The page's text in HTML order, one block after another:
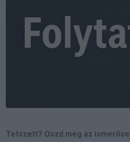
Tetszett? Oszd meg az